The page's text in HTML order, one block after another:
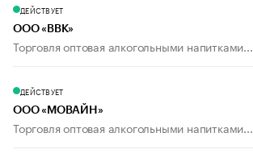
ДЕЙСТВУЕТ
ООО «ВВК»
Торговля оптовая алкогольными напитками...
ДЕЙСТВУЕТ
ООО «МОВАЙН»
Торговля оптовая алкогольными напитками...